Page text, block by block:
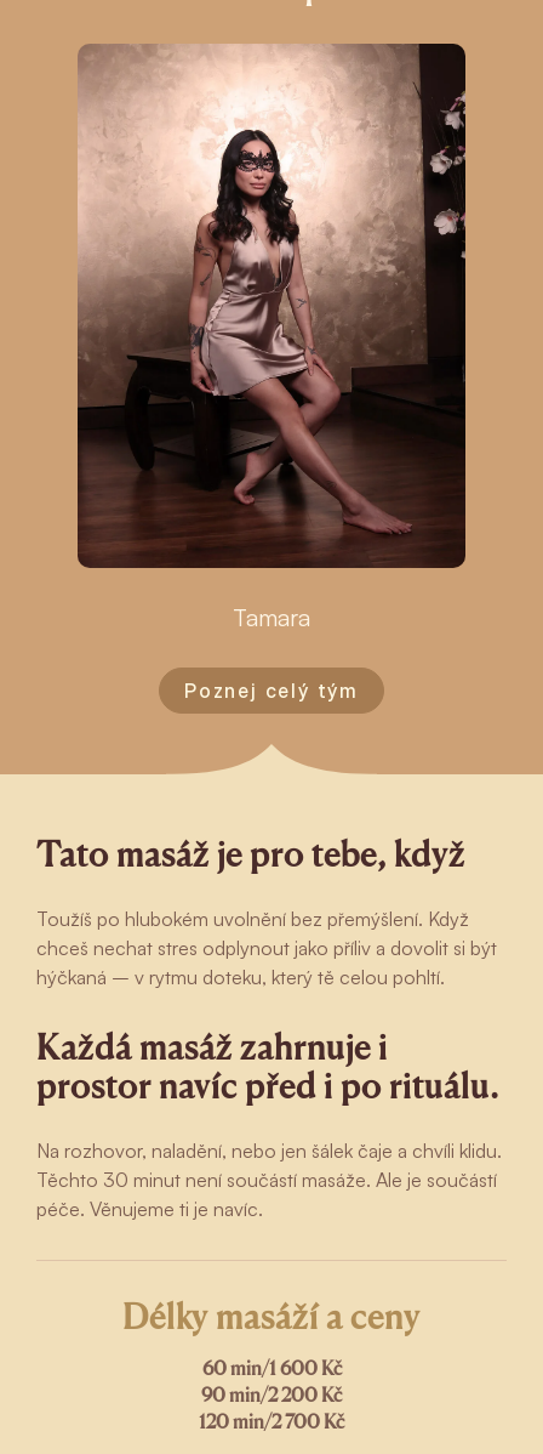
Tamara
Poznej celý tým
Tato masáž je pro tebe, když
Toužíš po hlubokém uvolnění bez přemýšlení. Když
chceš nechat stres odplynout jako příliv a dovolit si být
hýčkaná – v rytmu doteku, který tě celou pohltí.
Každá masáž zahrnuje i
prostor navíc před i po rituálu.
Na rozhovor, naladění, nebo jen šálek čaje a chvíli klidu.
Těchto 30 minut není součástí masáže. Ale je součástí
péče. Věnujeme ti je navíc.
Délky masáží a ceny
60 min/1 600 Kč
90 min/2 200 Kč
120 min/2 700 Kč